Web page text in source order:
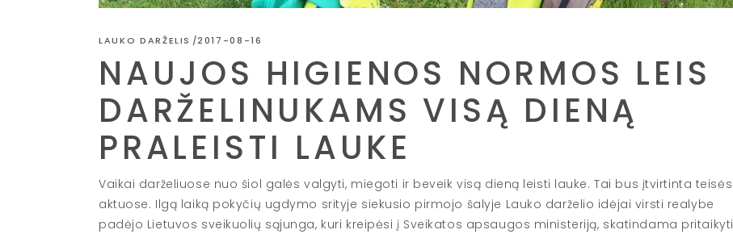
LAUKO DARŽELIS 2017-08-16
NAUJOS HIGIENOS NORMOS LEIS
DARŽELINUKAMS VISĄ DIENĄ
PRALEISTI LAUKE
Vaikai darželiuose nuo šiol galės valgyti, miegoti ir beveik visą dieną leisti lauke. Tai bus įtvirtinta teisės
aktuose. Ilgą laiką pokyčių ugdymo srityje siekusio pirmojo šalyje Lauko darželio idėjai virsti realybe
padėjo Lietuvos sveikuolių sąjunga, kuri kreipėsi į Sveikatos apsaugos ministeriją, skatindama pritaikyti